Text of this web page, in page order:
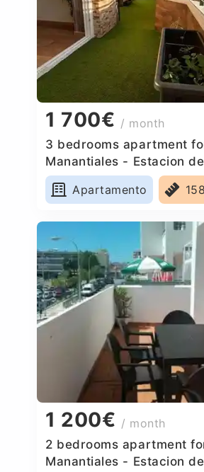
1 700€ / month
3 bedrooms apartment
Manantiales - Estacion de
Autobuses, Spain
Apartamento
1 200€ / month
2 bedrooms apartment
Manantiales - Estacion de